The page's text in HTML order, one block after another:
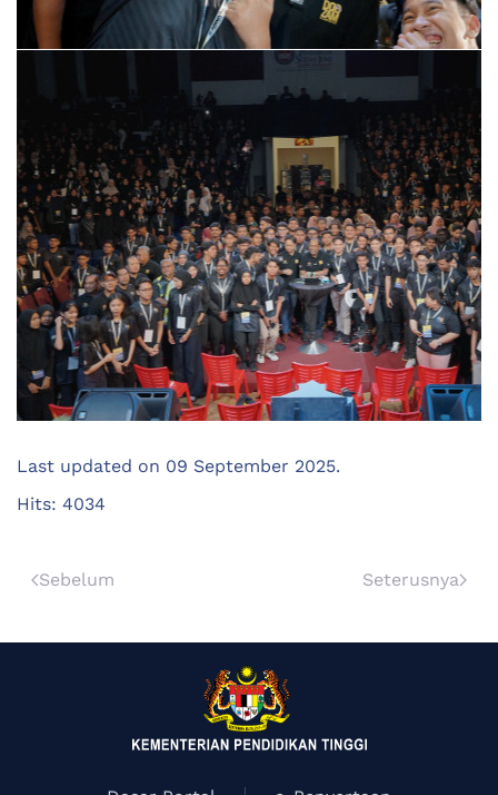
Last updated on 09 September 2025.
Hits: 4034
Sebelum Seterusnya